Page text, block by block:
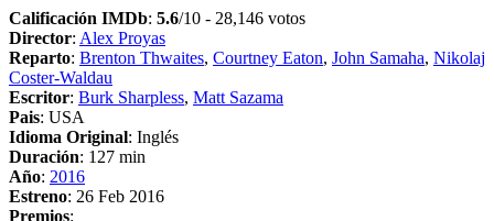
Calificación IMDb: 5.6/10 - 28,146 votos
Director: Alex Proyas
Reparto: Brenton Thwaites, Courtney Eaton, John Samaha, Nikolaj
Coster-Waldau
Escritor: Burk Sharpless, Matt Sazama
Pais: USA
Idioma Original: Inglés
Duración: 127 min
Año: 2016
Estreno: 26 Feb 2016
Premios: